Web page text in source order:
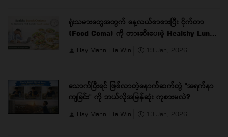
ရုံးသမားတွေအတွက် နေ့လယ်စာစားပြီး ငိုက်တာ
(Food Coma) ကို တားဆီးပေးမဲ့ Healthy Lunch
Hay Mann Hla Win 19 Jan, 2026
သောက်ပြီးရင် ဖြစ်လာတဲ့နောက်ဆက်တွဲ "အရက်နာ
ကျခြင်း" ကို ဘယ်လိုအမြန်ဆုံး ကုစားမလဲ?
Hay Mann Hla Win 13 Jan, 2026